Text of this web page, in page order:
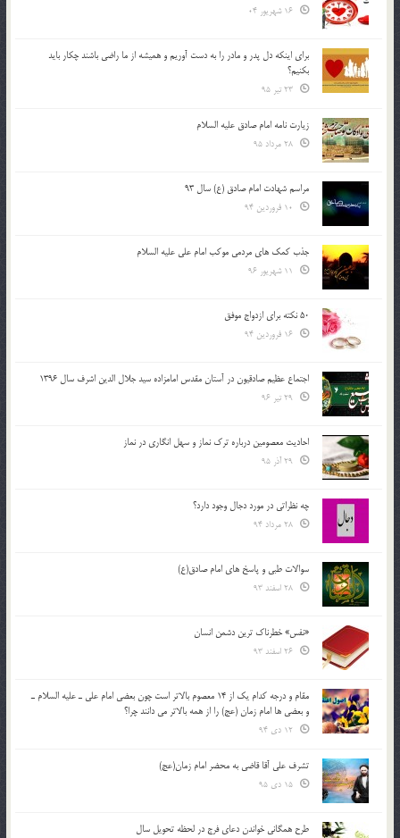
براي اينكه دل پدر و مادر را به دست آوريم و هميشه از ما راضي باشند چكار بايد
بكنيم؟
زیارت نامه امام صادق علیه السلام
مراسم شهادت امام صادق (ع) سال 93
جذب کمک های مردمی موکب امام علی علیه السلام
50 نکته برای ازدواج موفق
اجتماع عظیم صادقیون در آستان مقدس امامزاده سید جلال الدین اشرف سال 1396
احادیث معصومین درباره ترک نماز و سهل انگاری در نماز
چه نظراتی در مورد دجال وجود دارد؟
سوالات طبی و پاسخ های امام صادق(ع)
«نفس» خطرناک ترین دشمن انسان
مقام و درجه كدام يك از 14 معصوم بالاتر است چون بعضي امام علي ـ عليه السلام ـ
و بعضي ها امام زمان (عج) را از همه بالاتر مي دانند چرا؟
تشرف علي آقا قاضي به محضر امام زمان(عج)
طرح همگانی خواندن دعای فرج در لحظه تحویل سال